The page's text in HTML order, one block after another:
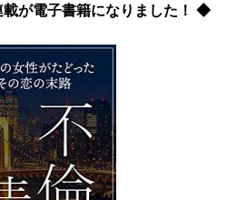
が電子書籍になりました！ ◆